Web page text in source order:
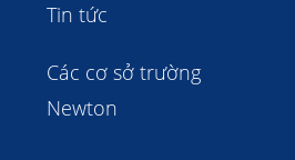
Tin tức
Các cơ sở trường
Newton